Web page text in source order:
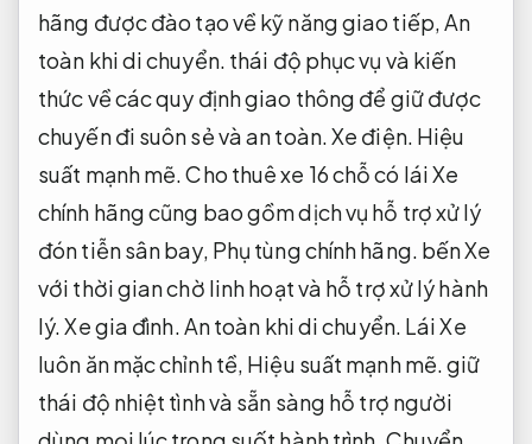
hãng được đào tạo về kỹ năng giao tiếp,An
toàn khi di chuyển. thái độ phục vụ và kiến
thức về các quy định giao thông để giữ được
chuyến đi suôn sẻ và an toàn.Xe điện. Hiệu
suất mạnh mẽ.Cho thuê xe 16 chỗ có lái Xe
chính hãng cũng bao gồm dịch vụ hỗ trợ xử lý
đón tiễn sân bay, Phụ tùng chính hãng. bến Xe
với thời gian chờ linh hoạt và hỗ trợ xử lý hành
lý.Xe gia đình.An toàn khi di chuyển. Lái Xe
luôn ăn mặc chỉnh tề, Hiệu suất mạnh mẽ.giữ
thái độ nhiệt tình và sẵn sàng hỗ trợ người